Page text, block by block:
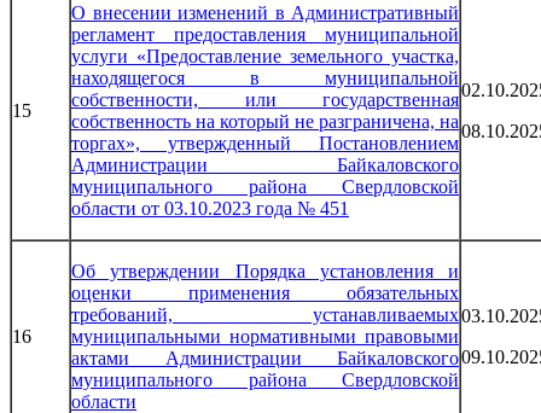
15
О внесении изменений в Административный
регламент предоставления муниципальной
услуги «Предоставление земельного участка,
находящегося в муниципальной
собственности, или государственная
собственность на который не разграничена, на
торгах», утвержденный Постановлением
Администрации Байкаловского
муниципального района Свердловской
области от 03.10.2023 года № 451
16
Об утверждении Порядка установления и
оценки применения обязательных
требований, устанавливаемых
муниципальными нормативными правовыми
актами Администрации Байкаловского
муниципального района Свердловской
области